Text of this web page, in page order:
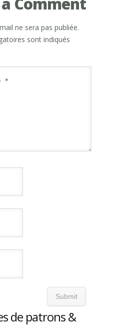
ne sera pas publiée.
sont indiqués
de patrons &